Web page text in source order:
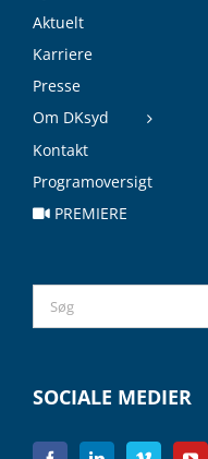
Aktuelt
Karriere
Presse
Om DKsyd
Kontakt
Programoversigt
PREMIERE
Search
for:
SOCIALE MEDIER